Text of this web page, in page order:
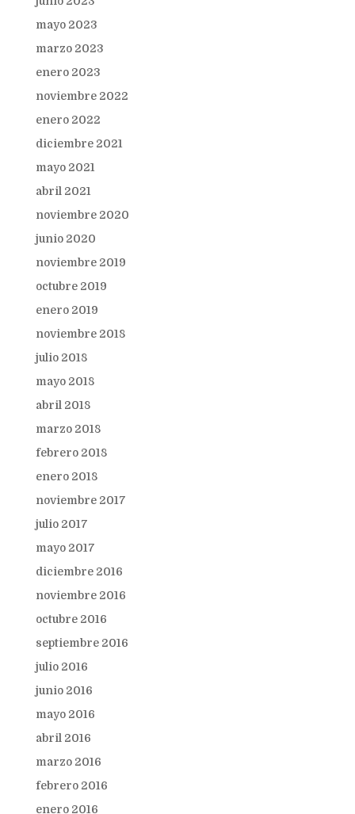
mayo 2023
marzo 2023
enero 2023
noviembre 2022
enero 2022
diciembre 2021
mayo 2021
abril 2021
noviembre 2020
junio 2020
noviembre 2019
octubre 2019
enero 2019
noviembre 2018
julio 2018
mayo 2018
abril 2018
marzo 2018
febrero 2018
enero 2018
noviembre 2017
julio 2017
mayo 2017
diciembre 2016
noviembre 2016
octubre 2016
septiembre 2016
julio 2016
junio 2016
mayo 2016
abril 2016
marzo 2016
febrero 2016
enero 2016